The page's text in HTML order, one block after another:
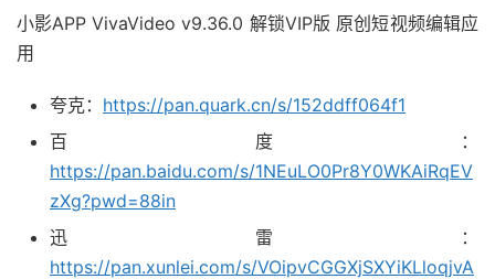
小影APP VivaVideo v9.36.0 解锁VIP版 原创短视频编辑应
用
夸克： https://pan.quark.cn/s/152ddff064f1
百度：
https://pan.baidu.com/s/1NEuLO0Pr8Y0WKAiRqEV
zXg?pwd=88in
迅雷：
https://pan.xunlei.com/s/VOipvCGGXjSXYiKLloqjvA